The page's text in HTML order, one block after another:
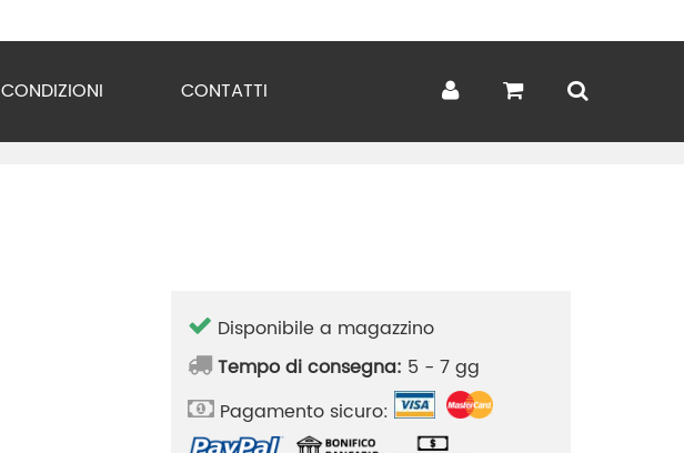
CONDIZIONI CONTATTI
Disponibile a magazzino
Tempo di consegna: 5 - 7 gg
Pagamento sicuro: